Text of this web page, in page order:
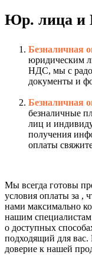
Юр. лица
Безналичная
юридическим
НДС, мы с
документы и
Безналичная
безналичные
лиц и
получения
оплаты
Мы всегда готовы
условия оплаты за ,
нами максимально
нашим
о доступных
подходящий для
доверие к нашей